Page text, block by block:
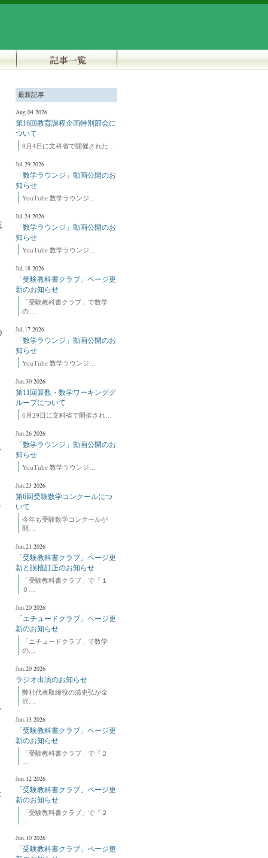
最新記事
Aug.04 2026
第16回教育課程企画特別部会に
ついて
8月4日に文科省で開催された…
Jul.29 2026
「数学ラウンジ」動画公開のお
知らせ
YouTube 数学ラウンジ…
Jul.24 2026
「数学ラウンジ」動画公開のお
知らせ
YouTube 数学ラウンジ…
Jul.18 2026
「受験教科書クラブ」ページ更
新のお知らせ
「受験教科書クラブ」で数学
の…
Jul.17 2026
「数学ラウンジ」動画公開のお
知らせ
YouTube 数学ラウンジ…
Jun.30 2026
第11回算数・数学ワーキンググ
ループについて
6月29日に文科省で開催され…
Jun.26 2026
「数学ラウンジ」動画公開のお
知らせ
YouTube 数学ラウンジ…
Jun.23 2026
第6回受験数学コンクールにつ
いて
今年も受験数学コンクールが
開…
Jun.21 2026
「受験教科書クラブ」ページ更
新と誤植訂正のお知らせ
「受験教科書クラブ」で『１
０…
Jun.20 2026
「エチュードクラブ」ページ更
新のお知らせ
「エチュードクラブ」で数学
の…
Jun.20 2026
ラジオ出演のお知らせ
弊社代表取締役の清史弘が金
沢…
Jun.13 2026
「受験教科書クラブ」ページ更
新のお知らせ
「受験教科書クラブ」で『２
Jun.12 2026
「受験教科書クラブ」ページ更
新のお知らせ
「受験教科書クラブ」で『２
Jun.10 2026
「受験教科書クラブ」ページ更